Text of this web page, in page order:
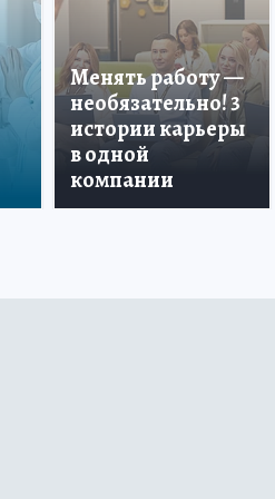
Менять работу —
необязательно! 3
истории карьеры
в одной
компании